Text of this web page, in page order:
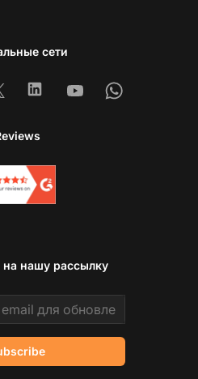
сети
LinkedinYoutubeWhatsapp
на нашу рассылку